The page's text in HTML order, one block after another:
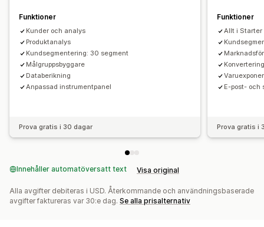
Diagram och rapporter
Analyspanel
Anpassade instrumentpaneler
Rapporter från flera butiker
Anpassade rapporter
Prognoser Rapportschemaläggning
Uppfyller GDPR
Funktioner
Kunder och analys
Produktanalys
Kundsegmentering: 30 segment
Målgruppsbyggare
Databerikning
Anpassad instrumentpanel
Prova gratis i 30 dagar
Funktioner
Allt i Starter
E-post- och
Prova gratis i
Innehåller automatöversatt text Visa original
Alla avgifter debiteras i USD. Återkommande och användningsbaserade
avgifter faktureras var 30:e dag. Se alla prisalternativ